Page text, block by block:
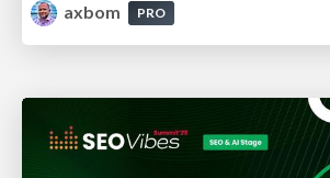
axbom
PRO